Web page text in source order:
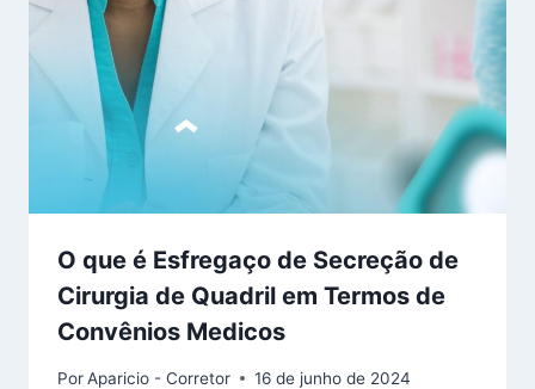
O que é Esfregaço de Secreção de
Cirurgia de Quadril em Termos de
Convênios Medicos
PorAparicio - Corretor 16 de junho de 2024